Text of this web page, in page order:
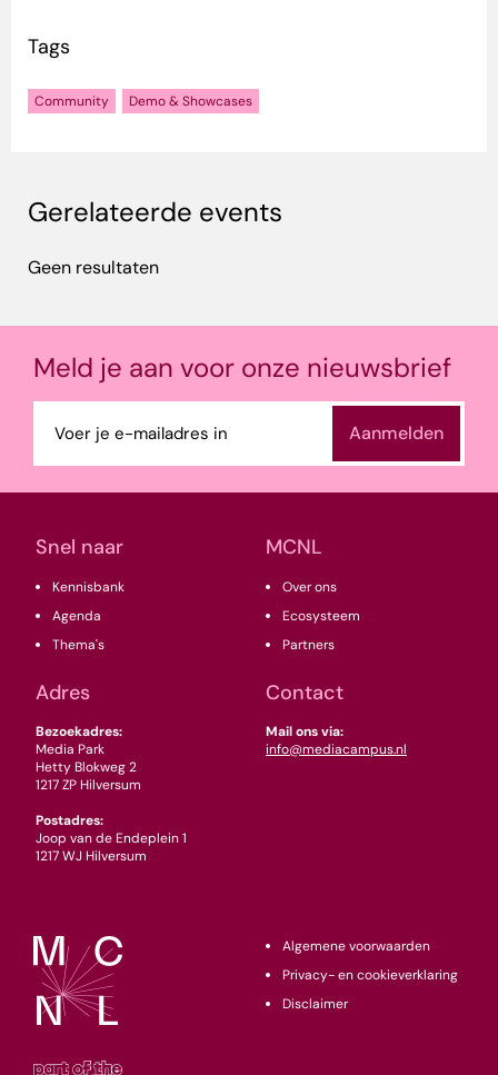
Tags
Community Demo & Showcases
Gerelateerde events
Geen resultaten
Snel naar
Kennisbank
Agenda
Thema's
MCNL
Over ons
Ecosysteem
Partners
Adres
Bezoekadres:
Media Park
Hetty Blokweg 2
1217 ZP Hilversum
Postadres:
Joop van de Endeplein 1
1217 WJ Hilversum
Contact
Mail ons via:
info@mediacampus.nl
Meld je aan voor onze nieuwsbrief
mailadres
(Vereist)
Algemene voorwaarden
Privacy- en cookieverklaring
Disclaimer